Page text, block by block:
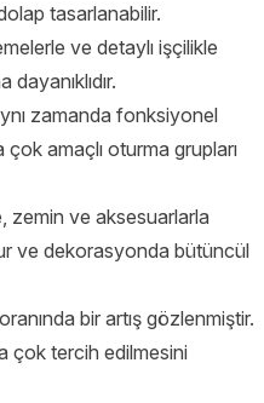
tasarlanabilir.
ve detaylı işçilikle
zamanda fonksiyonel
amaçlı oturma grupları
zemin ve aksesuarlarla
ve dekorasyonda bütüncül
bir artış gözlenmiştir.
çok tercih edilmesini